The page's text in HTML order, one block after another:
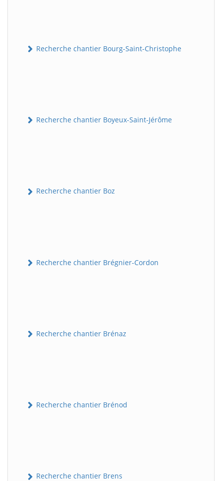
Recherche chantier Bourg-Saint-Christophe
Recherche chantier Boyeux-Saint-Jérôme
Recherche chantier Boz
Recherche chantier Brégnier-Cordon
Recherche chantier Brénaz
Recherche chantier Brénod
Recherche chantier Brens